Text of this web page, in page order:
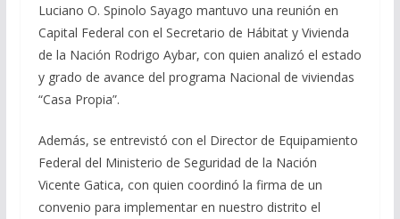
Luciano O. Spinolo Sayago mantuvo una reunión en
Capital Federal con el Secretario de Hábitat y Vivienda
de la Nación Rodrigo Aybar, con quien analizó el estado
y grado de avance del programa Nacional de viviendas
“Casa Propia”.
Además, se entrevistó con el Director de Equipamiento
Federal del Ministerio de Seguridad de la Nación
Vicente Gatica, con quien coordinó la firma de un
convenio para implementar en nuestro distrito el